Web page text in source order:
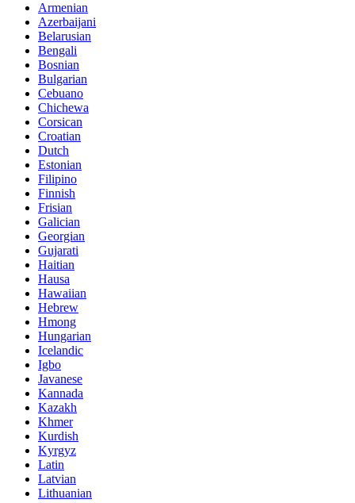
Armenian
Azerbaijani
Belarusian
Bengali
Bosnian
Bulgarian
Cebuano
Chichewa
Corsican
Croatian
Dutch
Estonian
Filipino
Finnish
Frisian
Galician
Georgian
Gujarati
Haitian
Hausa
Hawaiian
Hebrew
Hmong
Hungarian
Icelandic
Igbo
Javanese
Kannada
Kazakh
Khmer
Kurdish
Kyrgyz
Latin
Latvian
Lithuanian